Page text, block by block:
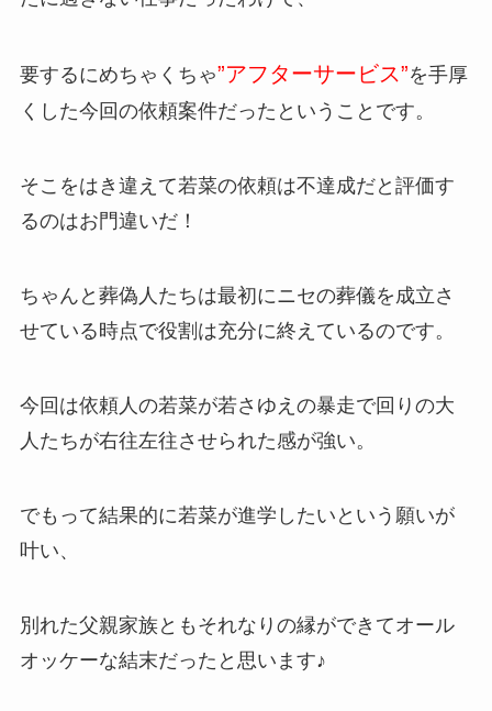
要するにめちゃくちゃ”アフターサービス”を手厚
くした今回の依頼案件だったということです。
そこをはき違えて若菜の依頼は不達成だと評価す
るのはお門違いだ！
ちゃんと葬偽人たちは最初にニセの葬儀を成立さ
せている時点で役割は充分に終えているのです。
今回は依頼人の若菜が若さゆえの暴走で回りの大
人たちが右往左往させられた感が強い。
でもって結果的に若菜が進学したいという願いが
叶い、
別れた父親家族ともそれなりの縁ができてオール
オッケーな結末だったと思います♪